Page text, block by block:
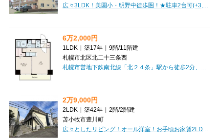
6万2,000円
1LDK | 築17年 | 9階/11階建
札幌市北区北二十三条西
2万9,000円
2LDK | 築42年 | 2階/2階建
苫小牧市豊川町